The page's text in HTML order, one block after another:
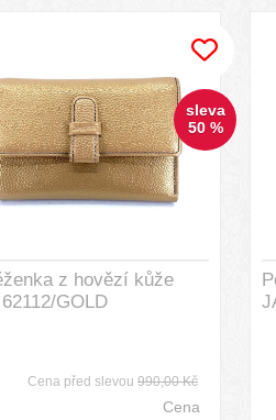
z hovězí kůže
GOLD
Cena před slevou 990,00 Kč
Cena
sleva
50 %